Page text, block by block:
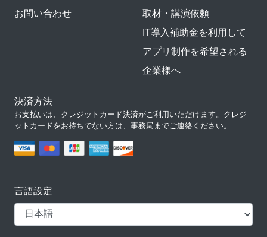
お問い合わせ
取材・講演依頼
IT導入補助金を利用して
アプリ制作を希望される
企業様へ
決済方法
お支払いは、クレジットカード決済がご利用いただけます。クレジ
ットカードをお持ちでない方は、事務局までご連絡ください。
言語設定